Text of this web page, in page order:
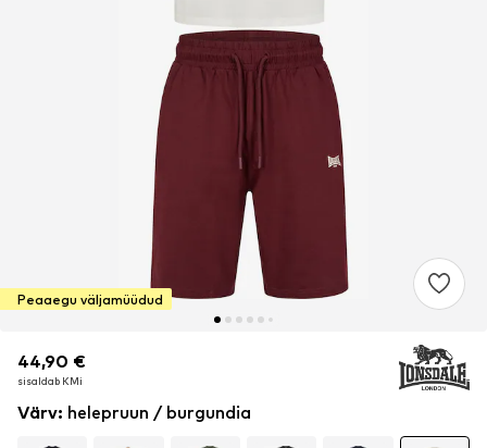
Peaaegu väljamüüdud
44,90 €
sisaldab KMi
44,90 €
sisaldab KMi
Värv: helepruun / burgundia